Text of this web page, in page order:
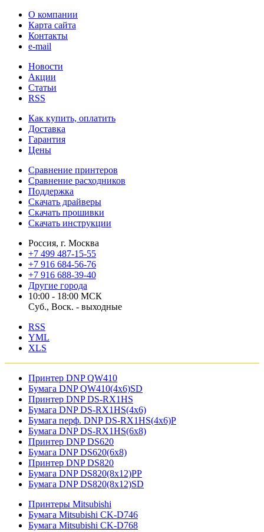
О компании
Карта сайта
Контакты
e-mail
Новости
Акции
Статьи
RSS
Как купить, оплатить
Доставка
Гарантия
Цены
Сравнение принтеров
Сравнение расходников
Поддержка
Скачать драйверы
Скачать прошивки
Скачать инструкции
Россия, г. Москва
+7 499 487-15-55
+7 916 684-56-76
+7 916 688-39-40
Другие города
10:00 - 18:00 МСК
Суб., Воск. - выходные
RSS
YML
XLS
Принтер DNP QW410
Бумага DNP QW410(4x6)SD
Принтер DNP DS-RX1HS
Бумага DNP DS-RX1HS(4x6)
Бумага перф. DNP DS-RX1HS(4x6)P
Бумага DNP DS-RX1HS(6x8)
Принтер DNP DS620
Бумага DNP DS620(6x8)
Принтер DNP DS820
Бумага DNP DS820(8x12)PP
Бумага DNP DS820(8x12)SD
Принтеры Mitsubishi
Бумага Mitsubishi CK-D746
Бумага Mitsubishi CK-D768